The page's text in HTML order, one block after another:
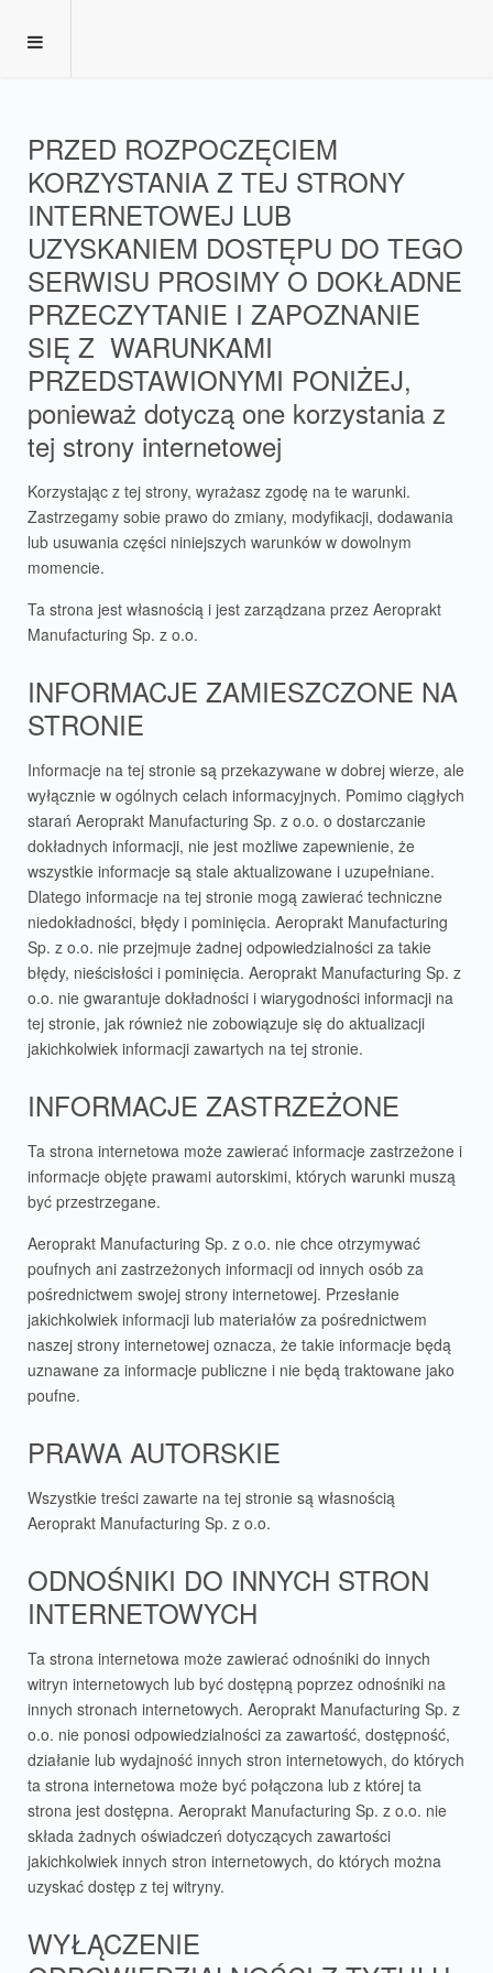
PRZED ROZPOCZĘCIEM
KORZYSTANIA Z TEJ STRONY
INTERNETOWEJ LUB
UZYSKANIEM DOSTĘPU DO TEGO
SERWISU PROSIMY O DOKŁADNE
PRZECZYTANIE I ZAPOZNANIE
SIĘ Z WARUNKAMI
PRZEDSTAWIONYMI PONIŻEJ,
ponieważ dotyczą one korzystania z
tej strony internetowej
Korzystając z tej strony, wyrażasz zgodę na te warunki.
Zastrzegamy sobie prawo do zmiany, modyfikacji, dodawania
lub usuwania części niniejszych warunków w dowolnym
momencie.
Ta strona jest własnością i jest zarządzana przez Aeroprakt
Manufacturing Sp. z o.o.
INFORMACJE ZAMIESZCZONE NA
STRONIE
Informacje na tej stronie są przekazywane w dobrej wierze, ale
wyłącznie w ogólnych celach informacyjnych. Pomimo ciągłych
starań Aeroprakt Manufacturing Sp. z o.o. o dostarczanie
dokładnych informacji, nie jest możliwe zapewnienie, że
wszystkie informacje są stale aktualizowane i uzupełniane.
Dlatego informacje na tej stronie mogą zawierać techniczne
niedokładności, błędy i pominięcia. Aeroprakt Manufacturing
Sp. z o.o. nie przejmuje żadnej odpowiedzialności za takie
błędy, nieścisłości i pominięcia. Aeroprakt Manufacturing Sp. z
o.o. nie gwarantuje dokładności i wiarygodności informacji na
tej stronie, jak również nie zobowiązuje się do aktualizacji
jakichkolwiek informacji zawartych na tej stronie.
INFORMACJE ZASTRZEŻONE
Ta strona internetowa może zawierać informacje zastrzeżone i
informacje objęte prawami autorskimi, których warunki muszą
być przestrzegane.
Aeroprakt Manufacturing Sp. z o.o. nie chce otrzymywać
poufnych ani zastrzeżonych informacji od innych osób za
pośrednictwem swojej strony internetowej. Przesłanie
jakichkolwiek informacji lub materiałów za pośrednictwem
naszej strony internetowej oznacza, że takie informacje będą
uznawane za informacje publiczne i nie będą traktowane jako
poufne.
PRAWA AUTORSKIE
Wszystkie treści zawarte na tej stronie są własnością
Aeroprakt Manufacturing Sp. z o.o.
ODNOŚNIKI DO INNYCH STRON
INTERNETOWYCH
Ta strona internetowa może zawierać odnośniki do innych
witryn internetowych lub być dostępną poprzez odnośniki na
innych stronach internetowych. Aeroprakt Manufacturing Sp. z
o.o. nie ponosi odpowiedzialności za zawartość, dostępność,
działanie lub wydajność innych stron internetowych, do których
ta strona internetowa może być połączona lub z której ta
strona jest dostępna. Aeroprakt Manufacturing Sp. z o.o. nie
składa żadnych oświadczeń dotyczących zawartości
jakichkolwiek innych stron internetowych, do których można
uzyskać dostęp z tej witryny.
WYŁĄCZENIE